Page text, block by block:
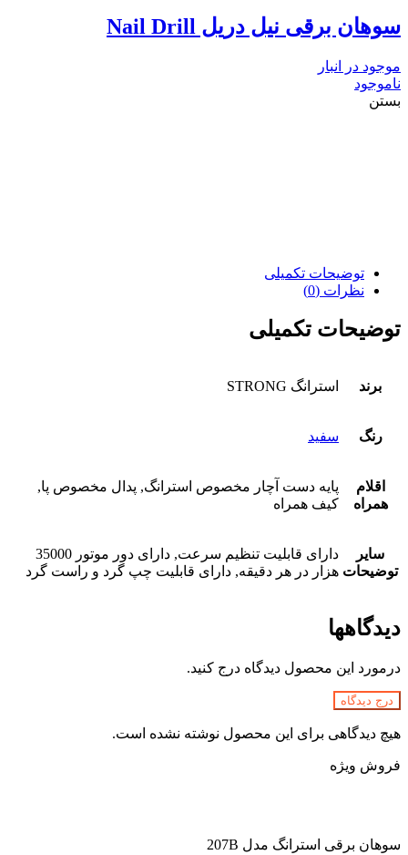
سوهان برقی نیل دریل Nail Drill
موجود در انبار
ناموجود
بستن
توضیحات تکمیلی
نظرات (0)
توضیحات تکمیلی
برند استرانگ STRONG
رنگ سفید
اقلام
همراه
پایه دست آچار مخصوص استرانگ, پدال مخصوص پا,
کیف همراه
سایر
توضیحات
دارای قابلیت تنظیم سرعت, دارای دور موتور 35000
هزار در هر دقیقه, دارای قابلیت چپ گرد و راست گرد
دیدگاهها
درمورد این محصول دیدگاه درج کنید.
درج دیدگاه
هیچ دیدگاهی برای این محصول نوشته نشده است.
فروش ویژه
سوهان برقی استرانگ مدل 207B